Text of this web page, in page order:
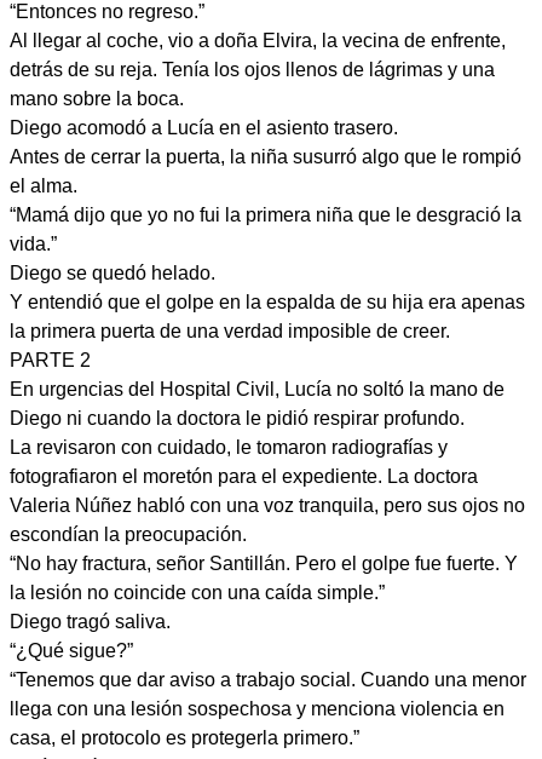
“Entonces no regreso.”
Al llegar al coche, vio a doña Elvira, la vecina de enfrente,
detrás de su reja. Tenía los ojos llenos de lágrimas y una
mano sobre la boca.
Diego acomodó a Lucía en el asiento trasero.
Antes de cerrar la puerta, la niña susurró algo que le rompió
el alma.
“Mamá dijo que yo no fui la primera niña que le desgració la
vida.”
Diego se quedó helado.
Y entendió que el golpe en la espalda de su hija era apenas
la primera puerta de una verdad imposible de creer.
PARTE 2
En urgencias del Hospital Civil, Lucía no soltó la mano de
Diego ni cuando la doctora le pidió respirar profundo.
La revisaron con cuidado, le tomaron radiografías y
fotografiaron el moretón para el expediente. La doctora
Valeria Núñez habló con una voz tranquila, pero sus ojos no
escondían la preocupación.
“No hay fractura, señor Santillán. Pero el golpe fue fuerte. Y
la lesión no coincide con una caída simple.”
Diego tragó saliva.
“¿Qué sigue?”
“Tenemos que dar aviso a trabajo social. Cuando una menor
llega con una lesión sospechosa y menciona violencia en
casa, el protocolo es protegerla primero.”